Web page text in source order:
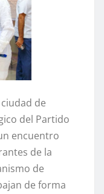
de
del Partido
encuentro
de la
de
de forma